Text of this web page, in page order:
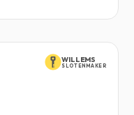
WILLEMS
SLOTENMAKER